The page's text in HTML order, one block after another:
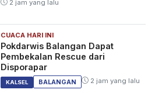
2 jam yang lalu
CUACA HARI INI
Pokdarwis Balangan Dapat
Pembekalan Rescue dari
Disporapar
KALSEL BALANGAN 2 jam yang lalu